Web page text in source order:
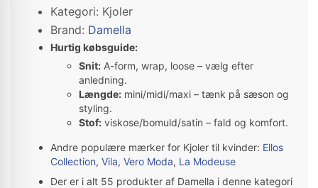
Kategori: Kjoler
Brand: Damella
Hurtig købsguide:
Snit: A-form, wrap, loose – vælg efter
anledning.
Længde: mini/midi/maxi – tænk på sæson og
styling.
Stof: viskose/bomuld/satin – fald og komfort.
Andre populære mærker for Kjoler til kvinder: Ellos
Collection, Vila, Vero Moda, La Modeuse
Der er i alt 55 produkter af Damella i denne kategori